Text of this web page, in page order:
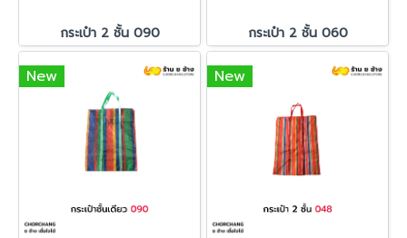
กระเป๋า 2 ชั้น 090 กระเป๋า 2 ชั้น 060
New New